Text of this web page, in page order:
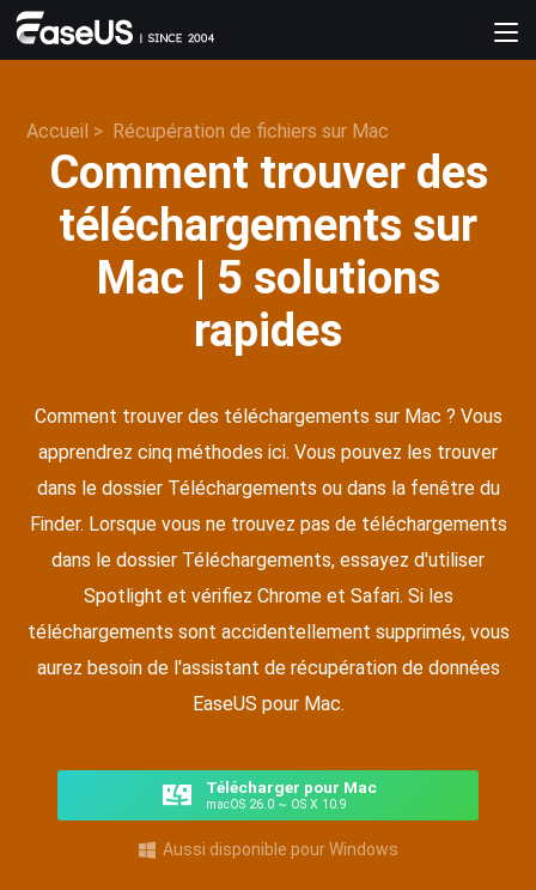
Accueil > Récupération de fichiers sur Mac
Comment trouver des
téléchargements sur
Mac | 5 solutions
rapides
Comment trouver des téléchargements sur Mac ? Vous
apprendrez cinq méthodes ici. Vous pouvez les trouver
dans le dossier Téléchargements ou dans la fenêtre du
Finder. Lorsque vous ne trouvez pas de téléchargements
dans le dossier Téléchargements, essayez d'utiliser
Spotlight et vérifiez Chrome et Safari. Si les
téléchargements sont accidentellement supprimés, vous
aurez besoin de l'assistant de récupération de données
EaseUS pour Mac.
Télécharger pour Mac
macOS 26.0 ~ OS X 10.9
 Aussi disponible pour Windows